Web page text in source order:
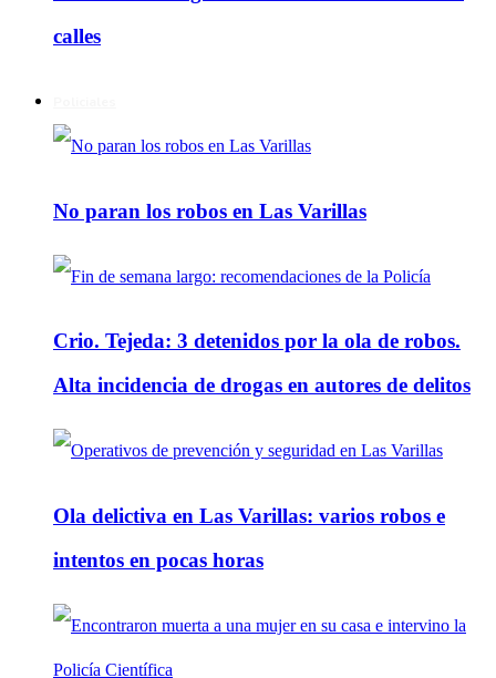
calles
No paran los robos en Las Varillas
Crio. Tejeda: 3 detenidos por la ola de robos.
Alta incidencia de drogas en autores de delitos
Ola delictiva en Las Varillas: varios robos e
intentos en pocas horas